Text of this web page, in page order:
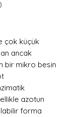
çok küçük
ancak
bir mikro besin
azotun
forma